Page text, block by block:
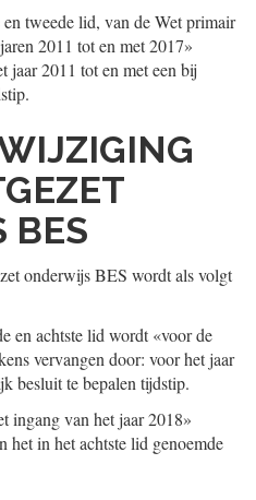
tweede lid, van de Wet primair
2011 tot en met 2017»
jaar 2011 tot en met een bij
BES
onderwijs BES wordt als volgt
en achtste lid wordt «voor de
vervangen door: voor het jaar
besluit te bepalen tijdstip.
ingang van het jaar 2018»
het in het achtste lid genoemde